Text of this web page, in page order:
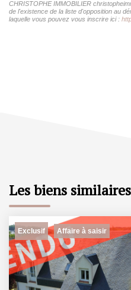
CHRISTOPHE IMMOBILIER
de l'existence de la liste d'opposition au
laquelle vous pouvez vous inscrire ici :
Les biens similaires
Exclusif Affaire à saisir